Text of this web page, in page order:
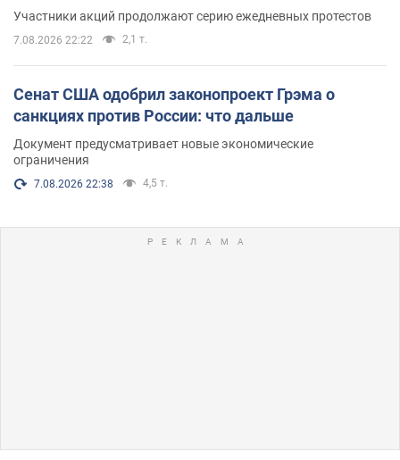
Участники акций продолжают серию ежедневных протестов
7.08.2026 22:22 2,1 т.
Сенат США одобрил законопроект Грэма о
санкциях против России: что дальше
Документ предусматривает новые экономические
ограничения
7.08.2026 22:38 4,5 т.